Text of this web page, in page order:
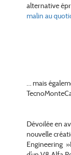
alternative
malin au
… mais
Dévoilée en
nouvelle
Engineering